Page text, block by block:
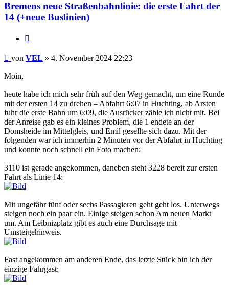
Bremens neue Straßenbahnlinie: die erste Fahrt der
14 (+neue Buslinien)
Ungelesener
von VEL » 4. November 2024 22:23
Moin,
heute habe ich mich sehr früh auf den Weg gemacht, um eine Runde
mit der ersten 14 zu drehen – Abfahrt 6:07 in Huchting, ab Arsten
fuhr die erste Bahn um 6:09, die Ausrücker zähle ich nicht mit. Bei
der Anreise gab es ein kleines Problem, die 1 endete an der
Domsheide im Mittelgleis, und Emil gesellte sich dazu. Mit der
folgenden war ich immerhin 2 Minuten vor der Abfahrt in Huchting
und konnte noch schnell ein Foto machen:
3110 ist gerade angekommen, daneben steht 3228 bereit zur ersten
Fahrt als Linie 14:
Mit ungefähr fünf oder sechs Passagieren geht geht los. Unterwegs
steigen noch ein paar ein. Einige steigen schon Am neuen Markt
um. Am Leibnizplatz gibt es auch eine Durchsage mit
Umsteigehinweis.
Fast angekommen am anderen Ende, das letzte Stück bin ich der
einzige Fahrgast: